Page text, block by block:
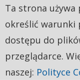
Ta strona używa
określić warunki
dostępu do
przeglądarce.
naszej: Polityce